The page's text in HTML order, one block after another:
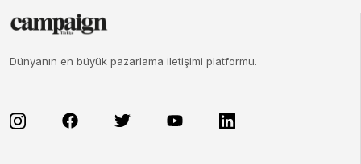
Dünyanın en büyük pazarlama iletişimi platformu.